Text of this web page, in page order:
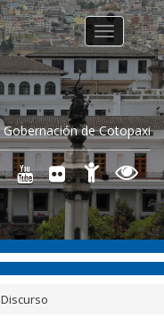
Gobernación de Cotopaxi
Toggle
Discurso